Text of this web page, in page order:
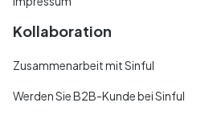
Kollaboration
Zusammenarbeit mit Sinful
Werden Sie B2B-Kunde bei Sinful